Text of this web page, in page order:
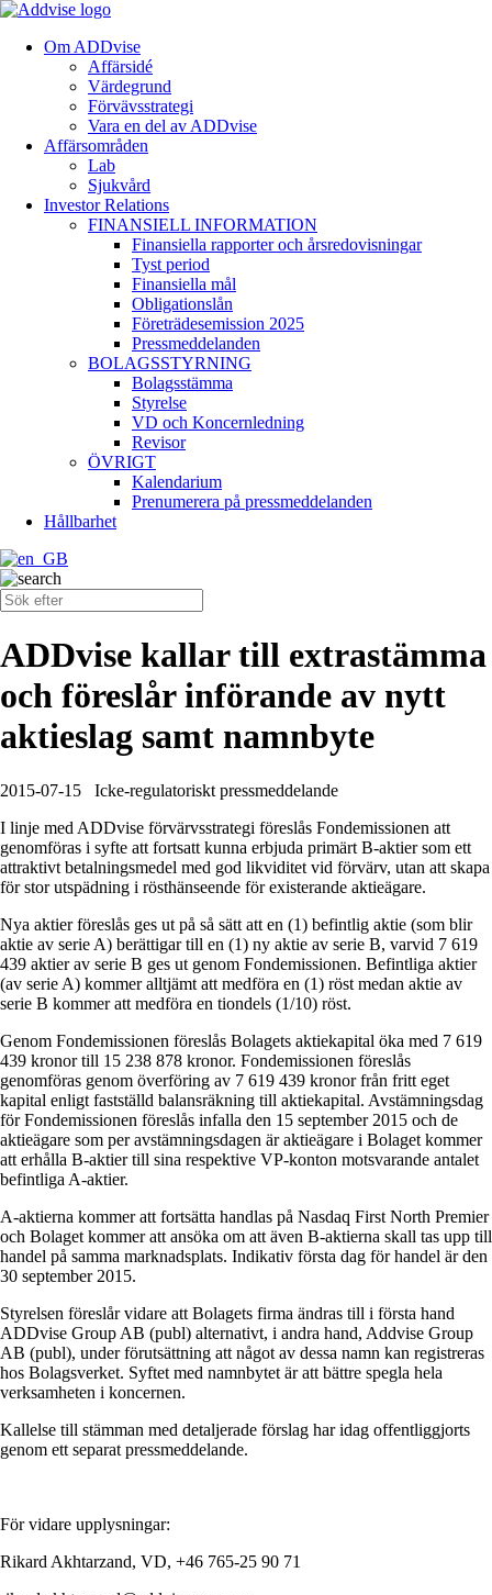
Om ADDvise
Affärsidé
Värdegrund
Förvävsstrategi
Vara en del av ADDvise
Affärsområden
Lab
Sjukvård
Investor Relations
FINANSIELL INFORMATION
Finansiella rapporter och årsredovisningar
Tyst period
Finansiella mål
Obligationslån
Företrädesemission 2025
Pressmeddelanden
BOLAGSSTYRNING
Bolagsstämma
Styrelse
VD och Koncernledning
Revisor
ÖVRIGT
Kalendarium
Prenumerera på pressmeddelanden
Hållbarhet
ADDvise kallar till extrastämma
och föreslår införande av nytt
aktieslag samt namnbyte
2015-07-15
Icke-regulatoriskt pressmeddelande
I linje med ADDvise förvärvsstrategi föreslås Fondemissionen att
genomföras i syfte att fortsatt kunna erbjuda primärt B-aktier som ett
attraktivt betalningsmedel med god likviditet vid förvärv, utan att skapa
för stor utspädning i rösthänseende för existerande aktieägare.
Nya aktier föreslås ges ut på så sätt att en (1) befintlig aktie (som blir
aktie av serie A) berättigar till en (1) ny aktie av serie B, varvid 7 619
439 aktier av serie B ges ut genom Fondemissionen. Befintliga aktier
(av serie A) kommer alltjämt att medföra en (1) röst medan aktie av
serie B kommer att medföra en tiondels (1/10) röst.
Genom Fondemissionen föreslås Bolagets aktiekapital öka med 7 619
439 kronor till 15 238 878 kronor. Fondemissionen föreslås
genomföras genom överföring av 7 619 439 kronor från fritt eget
kapital enligt fastställd balansräkning till aktiekapital. Avstämningsdag
för Fondemissionen föreslås infalla den 15 september 2015 och de
aktieägare som per avstämningsdagen är aktieägare i Bolaget kommer
att erhålla B-aktier till sina respektive VP-konton motsvarande antalet
befintliga A-aktier.
A-aktierna kommer att fortsätta handlas på Nasdaq First North Premier
och Bolaget kommer att ansöka om att även B-aktierna skall tas upp till
handel på samma marknadsplats. Indikativ första dag för handel är den
30 september 2015.
Styrelsen föreslår vidare att Bolagets firma ändras till i första hand
ADDvise Group AB (publ) alternativt, i andra hand, Addvise Group
AB (publ), under förutsättning att något av dessa namn kan registreras
hos Bolagsverket. Syftet med namnbytet är att bättre spegla hela
verksamheten i koncernen.
Kallelse till stämman med detaljerade förslag har idag offentliggjorts
genom ett separat pressmeddelande.
För vidare upplysningar:
Rikard Akhtarzand, VD, +46 765-25 90 71